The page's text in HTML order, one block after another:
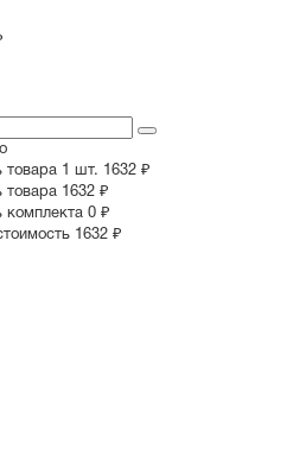
товара 1 шт. 1632 ₽
товара 1632 ₽
комплекта 0 ₽
1632 ₽